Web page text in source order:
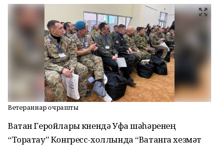
Ветераннар очрашты
Ватан Геройлары көнендә Уфа шәһәренең
“Торатау” Конгресс-холлында “Ватанга хезмәт